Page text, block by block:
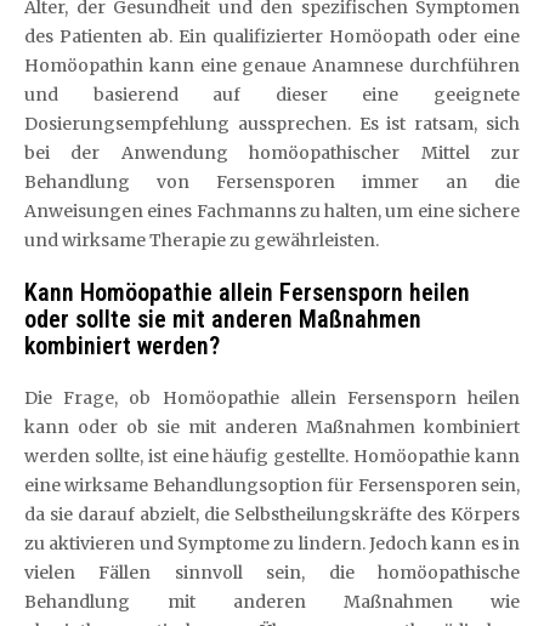
Alter, der Gesundheit und den spezifischen Symptomen
des Patienten ab. Ein qualifizierter Homöopath oder eine
Homöopathin kann eine genaue Anamnese durchführen
und basierend auf dieser eine geeignete
Dosierungsempfehlung aussprechen. Es ist ratsam, sich
bei der Anwendung homöopathischer Mittel zur
Behandlung von Fersensporen immer an die
Anweisungen eines Fachmanns zu halten, um eine sichere
und wirksame Therapie zu gewährleisten.
Kann Homöopathie allein Fersensporn heilen
oder sollte sie mit anderen Maßnahmen
kombiniert werden?
Die Frage, ob Homöopathie allein Fersensporn heilen
kann oder ob sie mit anderen Maßnahmen kombiniert
werden sollte, ist eine häufig gestellte. Homöopathie kann
eine wirksame Behandlungsoption für Fersensporen sein,
da sie darauf abzielt, die Selbstheilungskräfte des Körpers
zu aktivieren und Symptome zu lindern. Jedoch kann es in
vielen Fällen sinnvoll sein, die homöopathische
Behandlung mit anderen Maßnahmen wie